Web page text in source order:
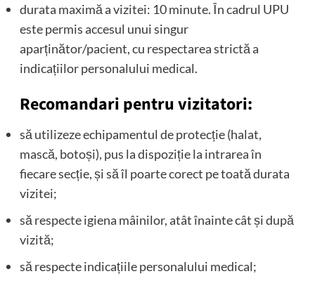
durata maximă a vizitei: 10 minute. În cadrul UPU
este permis accesul unui singur
aparținător/pacient, cu respectarea strictă a
indicațiilor personalului medical.
Recomandari pentru vizitatori:
să utilizeze echipamentul de protecție (halat,
mască, botoși), pus la dispoziție la intrarea în
fiecare secție, și să îl poarte corect pe toată durata
vizitei;
să respecte igiena mâinilor, atât înainte cât și după
vizită;
să respecte indicațiile personalului medical;